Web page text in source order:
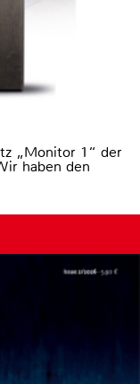
„Monitor 1“ der
haben den